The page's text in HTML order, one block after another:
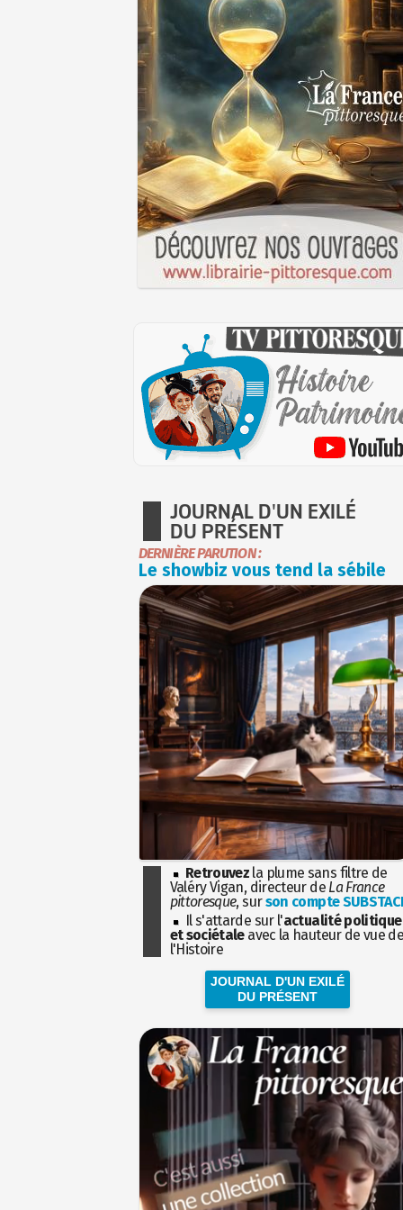
JOURNAL D'UN EXILÉ
DU PRÉSENT
DERNIÈRE PARUTION :
Le showbiz vous tend la sébile
Retrouvez la plume sans filtre de
Valéry Vigan, directeur de La France
pittoresque, surson compte
Il s'attarde sur l'actualité politique
et sociétaleavec la hauteur de vue
l'Histoire
JOURNAL D'UN EXILÉ
DU PRÉSENT